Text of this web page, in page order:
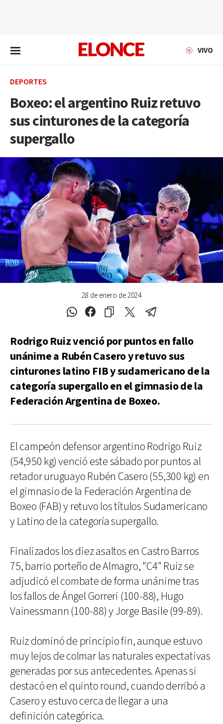
VIVO
DEPORTES
Boxeo: el argentino Ruiz retuvo
sus cinturones de la categoría
supergallo
28 de enero de 2024
Rodrigo Ruiz venció por puntos en fallo
unánime a Rubén Casero y retuvo sus
cinturones latino FIB y sudamericano de la
categoría supergallo en el gimnasio de la
Federación Argentina de Boxeo.
El campeón defensor argentino Rodrigo Ruiz
(54,950 kg) venció este sábado por puntos al
retador uruguayo Rubén Casero (55,300 kg) en
el gimnasio de la Federación Argentina de
Boxeo (FAB) y retuvo los títulos Sudamericano
y Latino de la categoría supergallo.
Finalizados los diez asaltos en Castro Barros
75, barrio porteño de Almagro, "C4" Ruiz se
adjudicó el combate de forma unánime tras
los fallos de Ángel Gorreri (100-88), Hugo
Vainessmann (100-88) y Jorge Basile (99-89).
Ruiz dominó de principio fin, aunque estuvo
muy lejos de colmar las naturales expectativas
generadas por sus antecedentes. Apenas si
destacó en el quinto round, cuando derribó a
Casero y estuvo cerca de llegar a una
definición categórica.